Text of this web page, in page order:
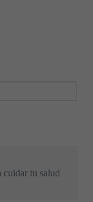
cuidar tu salud